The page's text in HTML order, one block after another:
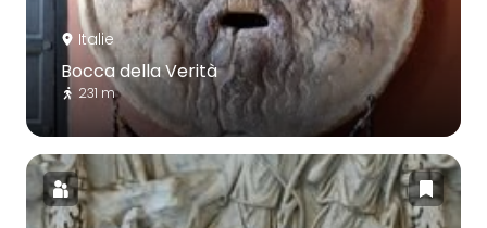
Italie
Bocca della Verità
231 m